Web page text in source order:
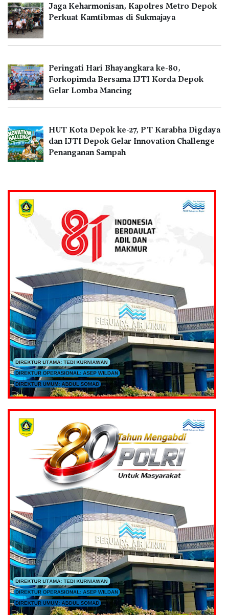
Jaga Keharmonisan, Kapolres Metro Depok
Perkuat Kamtibmas di Sukmajaya
Peringati Hari Bhayangkara ke-80,
Forkopimda Bersama IJTI Korda Depok
Gelar Lomba Mancing
HUT Kota Depok ke-27, PT Karabha Digdaya
dan IJTI Depok Gelar Innovation Challenge
Penanganan Sampah